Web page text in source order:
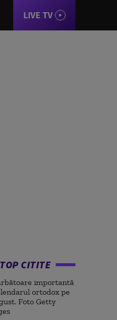
LIVE TV
TOP CITITE